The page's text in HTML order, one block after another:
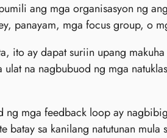
ang mga organisasyon ng
panayam, mga focus group, o
ito ay dapat suriin upang
na nagbubuod ng mga
ng mga feedback loop ay
sa kanilang natutunan mula